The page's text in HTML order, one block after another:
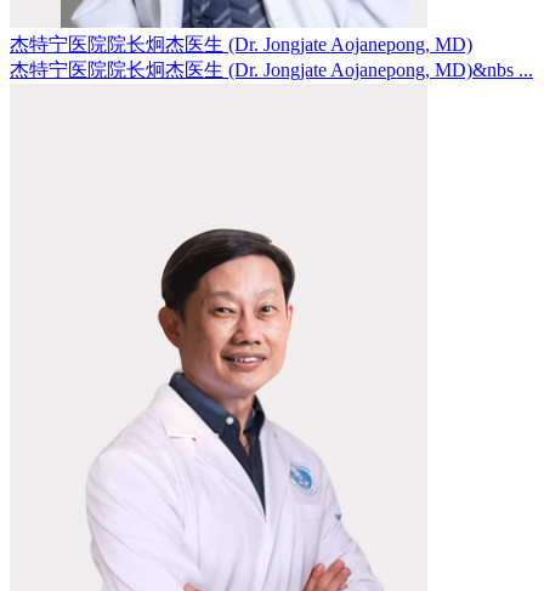
杰特宁医院院长炯杰医生 (Dr. Jongjate Aojanepong, MD)
杰特宁医院院长炯杰医生 (Dr. Jongjate Aojanepong, MD)&nbs ...